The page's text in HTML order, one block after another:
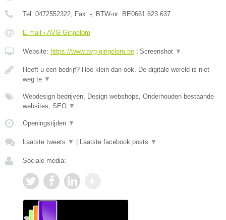
Tel: 0472552322, Fax: -, BTW-nr: BE0661.623.637
E-mail › AVG Gingelom
Website: https://www.avg-gingelom.be Screenshot ▼
Heeft u een bedrijf? Hoe klein dan ook. De digitale wereld is niet
weg te ▼
Webdesign bedrijven, Design webshops, Onderhouden bestaande
websites, SEO ▼
Openingstijden ▼
Laatste tweets ▼ Laatste facebook posts ▼
Sociale media: